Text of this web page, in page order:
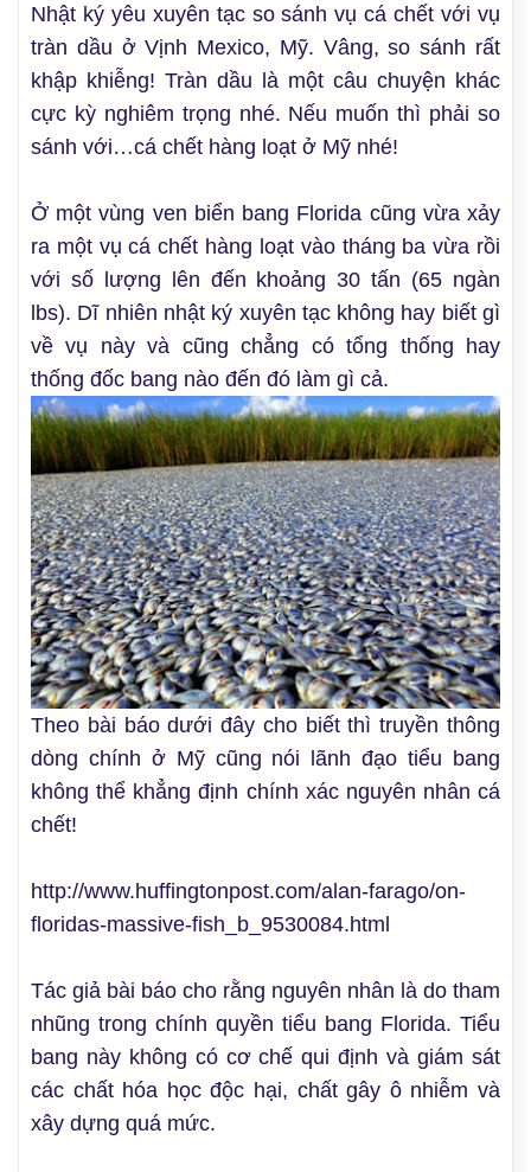
Nhật ký yêu xuyên tạc so sánh vụ cá chết với vụ
tràn dầu ở Vịnh Mexico, Mỹ. Vâng, so sánh rất
khập khiễng! Tràn dầu là một câu chuyện khác
cực kỳ nghiêm trọng nhé. Nếu muốn thì phải so
sánh với…cá chết hàng loạt ở Mỹ nhé!
Ở một vùng ven biển bang Florida cũng vừa xảy
ra một vụ cá chết hàng loạt vào tháng ba vừa rồi
với số lượng lên đến khoảng 30 tấn (65 ngàn
lbs). Dĩ nhiên nhật ký xuyên tạc không hay biết gì
về vụ này và cũng chẳng có tổng thống hay
thống đốc bang nào đến đó làm gì cả.
Theo bài báo dưới đây cho biết thì truyền thông
dòng chính ở Mỹ cũng nói lãnh đạo tiểu bang
không thể khẳng định chính xác nguyên nhân cá
chết!
http://www.huffingtonpost.com/alan-farago/on-
floridas-massive-fish_b_9530084.html
Tác giả bài báo cho rằng nguyên nhân là do tham
nhũng trong chính quyền tiểu bang Florida. Tiểu
bang này không có cơ chế qui định và giám sát
các chất hóa học độc hại, chất gây ô nhiễm và
xây dựng quá mức.